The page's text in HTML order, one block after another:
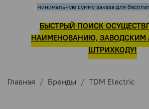
минимальную сумму заказа для
БЫСТРЫЙ ПОИСК
НАИМЕНОВАНИЮ, ЗАВОДСКИМ
ШТРИХКОДУ!
Главная Бренды TDM Electric